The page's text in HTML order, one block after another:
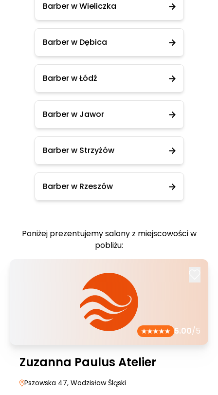
Barber w Wieliczka
Barber w Dębica
Barber w Łódź
Barber w Jawor
Barber w Strzyżów
Barber w Rzeszów
Poniżej prezentujemy salony z miejscowości w
pobliżu:
5.00/5
Zuzanna Paulus Atelier
Pszowska 47, Wodzisław Śląski